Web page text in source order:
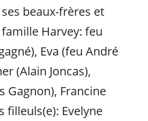
beaux-frères et
Harvey: feu
Eva (feu André
(Alain Joncas),
Gagnon), Francine
filleuls(e): Evelyne